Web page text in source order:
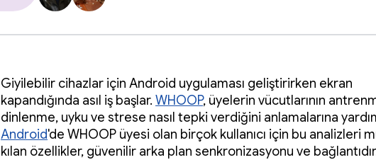
Giyilebilir cihazlar için Android uygulaması geliştirirken ekran
kapandığında asıl iş başlar. WHOOP, üyelerin vücutlarının
dinlenme, uyku ve strese nasıl tepki verdiğini anlamalarına
Android'de WHOOP üyesi olan birçok kullanıcı için bu analizleri
kılan özellikler, güvenilir arka plan senkronizasyonu ve